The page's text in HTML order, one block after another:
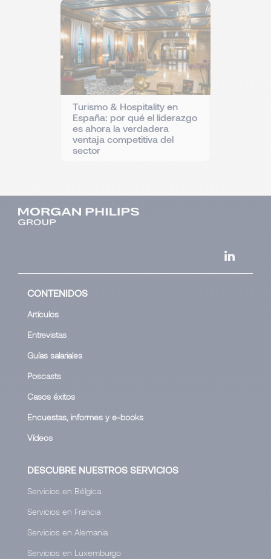
Turismo & Hospitality en
España: por qué el liderazgo
es ahora la verdadera
ventaja competitiva del
sector
CONTENIDOS
Artículos
Entrevistas
Guías salariales
Poscasts
Casos éxitos
Encuestas, informes y e-books
Vídeos
DESCUBRE NUESTROS SERVICIOS
Servicios en Bélgica
Servicios en Francia
Servicios en Alemania
Servicios en Luxemburgo